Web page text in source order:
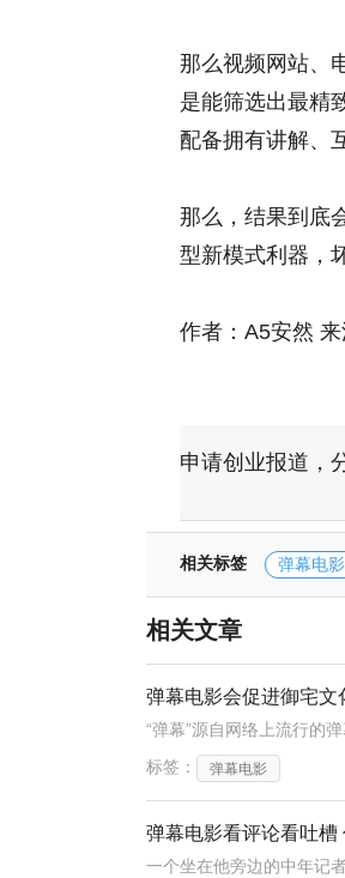
那么视频网站、
是能筛选出最精
配备拥有讲解、
那么，结果到底
型新模式利器，
作者：A5安然
申请创业报道，
相关标签 弹幕电影
相关文章
弹幕电影会促进御宅文
标签：
弹幕电影
弹幕电影看评论看吐槽